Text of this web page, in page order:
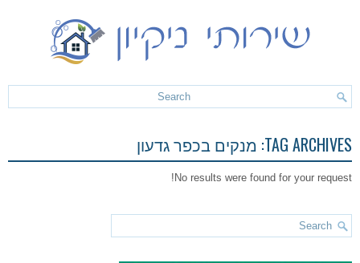
TAG ARCHIVES: מנקים בכפר גדעון
No results were found for your request!